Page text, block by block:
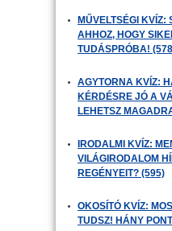
MŰVELTSÉGI
AHHOZ, HOGY
TUDÁSPRÓBA!
AGYTORNA KVÍZ:
KÉRDÉSRE JÓ A
LEHETSZ
IRODALMI KVÍZ:
VILÁGIRODALOM
REGÉNYEIT? (595)
OKOSÍTÓ KVÍZ:
TUDSZ! HÁNY